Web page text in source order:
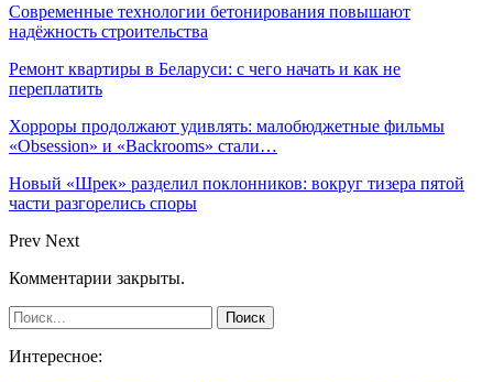
Современные технологии бетонирования повышают
надёжность строительства
Ремонт квартиры в Беларуси: с чего начать и как не
переплатить
Хорроры продолжают удивлять: малобюджетные фильмы
«Obsession» и «Backrooms» стали…
Новый «Шрек» разделил поклонников: вокруг тизера пятой
части разгорелись споры
Prev Next
Комментарии закрыты.
Интересное: